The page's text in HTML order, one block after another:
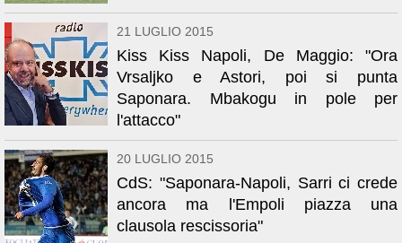
21 LUGLIO 2015
Kiss Kiss Napoli, De Maggio: "Ora
Vrsaljko e Astori, poi si punta
Saponara. Mbakogu in pole per
l'attacco"
20 LUGLIO 2015
CdS: "Saponara-Napoli, Sarri ci crede
ancora ma l'Empoli piazza una
clausola rescissoria"